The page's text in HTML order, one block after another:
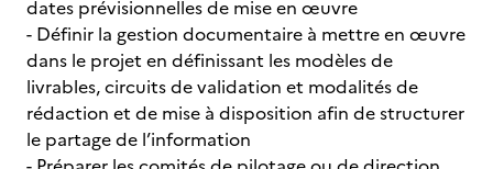
dates prévisionnelles de mise en œuvre
- Définir la gestion documentaire à mettre en œuvre
dans le projet en définissant les modèles de
livrables, circuits de validation et modalités de
rédaction et de mise à disposition afin de structurer
le partage de l’information